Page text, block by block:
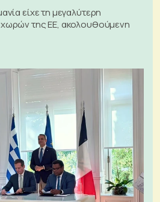
είχε τη μεγαλύτερη
χωρών της ΕΕ, ακολουθούμενη